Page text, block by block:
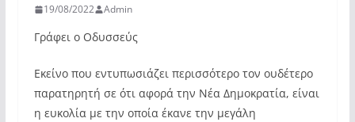
19/08/2022 Admin
Γράφει ο Οδυσσεύς
Εκείνο που εντυπωσιάζει περισσότερο τον ουδέτερο
παρατηρητή σε ότι αφορά την Νέα Δημοκρατία, είναι
η ευκολία με την οποία έκανε την μεγάλη